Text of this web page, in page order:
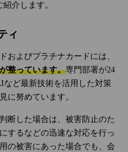
介します。
ィ
およびプラチナカードには、
整っています。専門部署が24
など最新技術を活用した対策
に努めています。
断した場合は、被害防止のた
するなどの迅速な対応を行っ
の被害にあった場合でも、会